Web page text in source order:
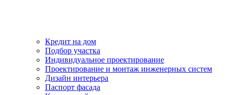
Кредит на дом
Подбор участка
Индивидуальное проектирование
Проектирование и монтаж инженерных систем
Дизайн интерьера
Паспорт фасада